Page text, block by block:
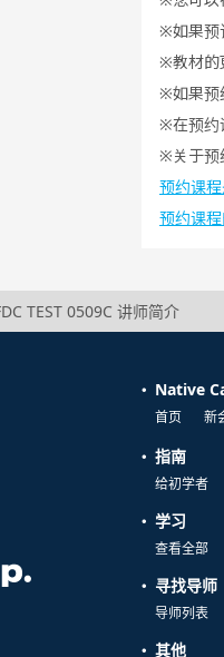
如果预
教材的
如果预
在预约
关于预
预约课
预约课
TEST 0509C 讲师简介
Native
首页 新
指南
给初学者
学习
查看全部
寻找导师
导师列表
其他